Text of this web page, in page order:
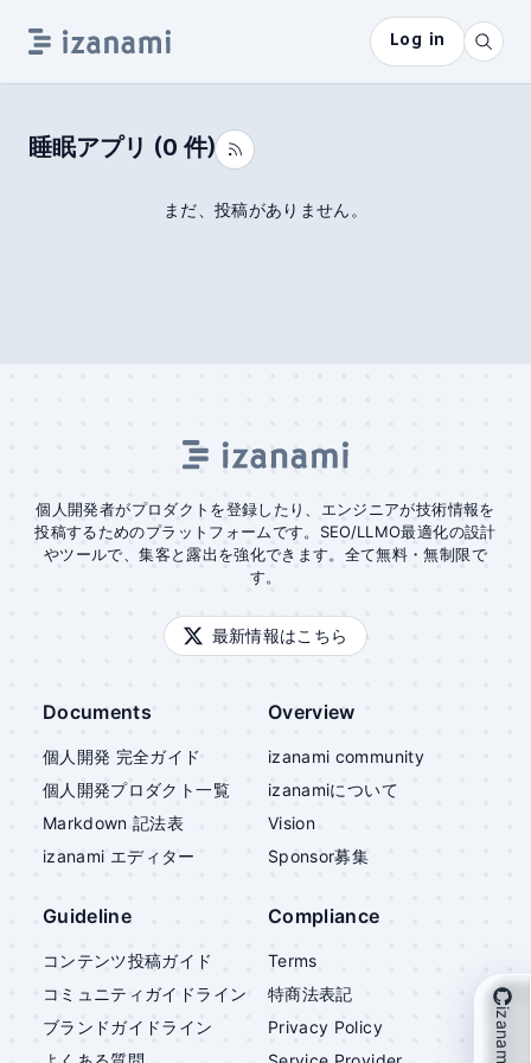
Log in
睡眠アプリ (0 件)
まだ、投稿がありません。
個人開発者がプロダクトを登録したり、エンジニアが技術情報を
投稿するためのプラットフォームです。SEO/LLMO最適化の設計
やツールで、集客と露出を強化できます。全て無料・無制限で
す。
最新情報はこちら
Documents
個人開発 完全ガイド
個人開発プロダクト一覧
Markdown 記法表
izanami エディター
Overview
izanami community
izanamiについて
Vision
Sponsor募集
Guideline
コンテンツ投稿ガイド
コミュニティガイドライン
ブランドガイドライン
Compliance
Terms
特商法表記
Privacy Policy